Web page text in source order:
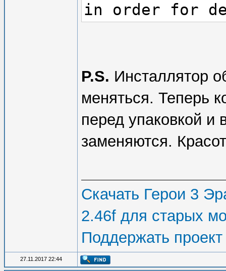
in order for
patches, dump
modules
(F11 key).
On calling
Debug\Era
files,
containing full
information.
P.S. Инсталлятор
меняться. Теперь
перед упаковкой и
заменяются.
Скачать Герои 3
2.46f для старых
Поддержать проект
27.11.2017 22:44